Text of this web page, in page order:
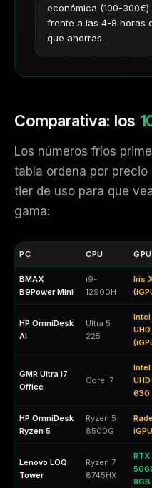
económica (100-
frente a las 4-8 horas
que ahorras.
Comparativa: los
Los números fríos
tabla ordena por
tier de uso para que
gama:
PC CPU GPU
BMAX
B9Power Mini
i9-
12900H
Iris
HP OmniDesk
AI
Ultra 5
225
Intel
UHD
GMR Ultra i7
Office
Core i7
Intel
UHD
630
HP OmniDesk
Ryzen 5
Ryzen 5
8500G
iGPU
Lenovo LOQ
Tower
Ryzen 7
8745HX
RTX
8GB